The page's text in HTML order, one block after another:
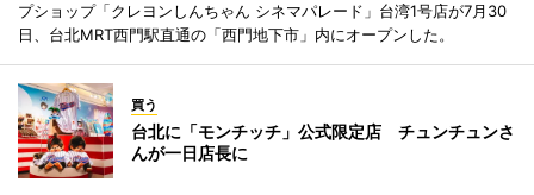
プショップ「クレヨンしんちゃん シネマパレード」台湾1号店が7月30
日、台北MRT西門駅直通の「西門地下市」内にオープンした。
買う
台北に「モンチッチ」公式限定店 チュンチュンさ
んが一日店長に